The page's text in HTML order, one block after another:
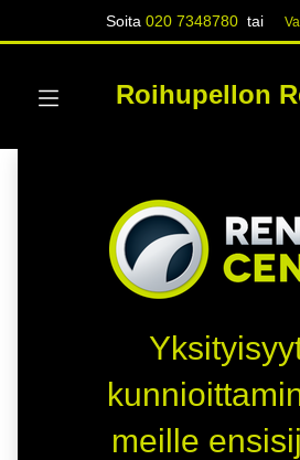
Soita020 7348780 tai
Roihupellon
meille